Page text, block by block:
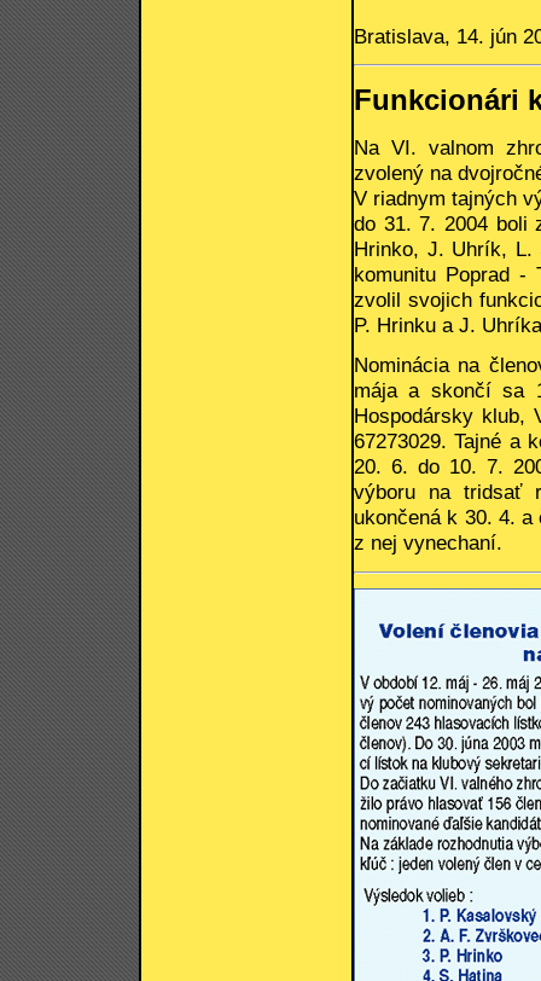
Bratislava, 14. jún
Funkcionári
Na VI. valnom
zvolený na
V riadnym tajných
do 31. 7. 2004 boli
Hrinko, J. Uhrík, L.
komunitu Poprad
zvolil svojich
P. Hrinku a J.
Nominácia na
mája a skončí sa
Hospodársky klub,
67273029. Tajné a
20. 6. do 10. 7.
výboru na tridsať
ukončená k 30. 4.
z nej vynechaní.